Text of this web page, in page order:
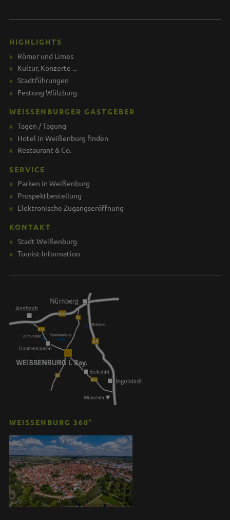
HIGHLIGHTS
Römer und Limes
Kultur, Konzerte ...
Stadtführungen
Festung Wülzburg
WEISSENBURGER GASTGEBER
Tagen / Tagung
Hotel in Weißenburg finden
Restaurant & Co.
SERVICE
Parken in Weißenburg
Prospektbestellung
Elektronische Zugangseröffnung
KONTAKT
Stadt Weißenburg
Tourist-Information
WEISSENBURG 360°